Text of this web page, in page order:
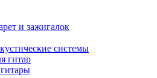
и зажигалок
системы
гитар